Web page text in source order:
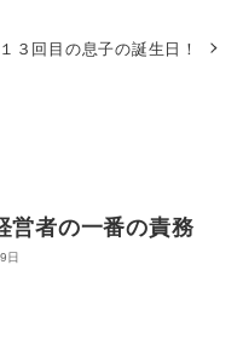
１３回目の息子の誕生日！
営者の一番の責務
日